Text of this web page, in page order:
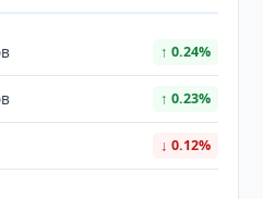
↑ 0.24%
↑ 0.23%
↓ 0.12%